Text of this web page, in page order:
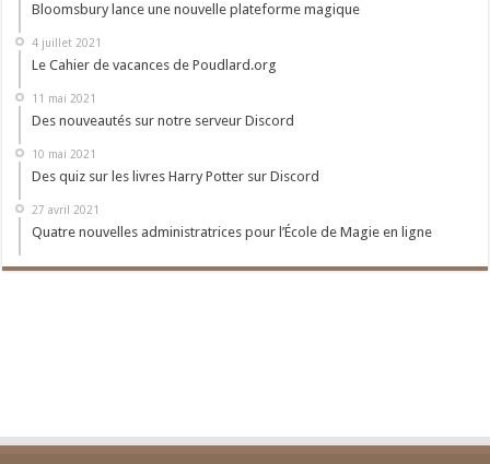
Bloomsbury lance une nouvelle plateforme magique
4 juillet 2021
Le Cahier de vacances de Poudlard.org
11 mai 2021
Des nouveautés sur notre serveur Discord
10 mai 2021
Des quiz sur les livres Harry Potter sur Discord
27 avril 2021
Quatre nouvelles administratrices pour l’École de Magie en ligne